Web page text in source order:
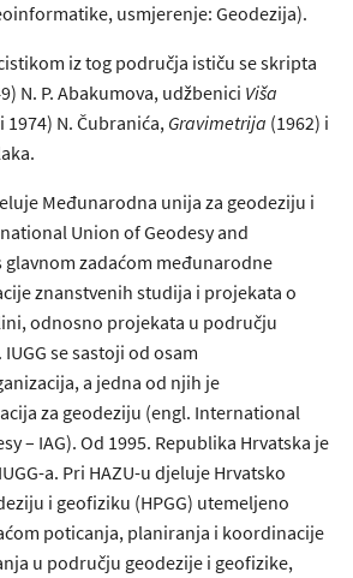
usmjerenje: Geodezija).
iz tog područja ističu se skripta
N. P. Abakumova, udžbenici Viša
1974) N. Čubranića, Gravimetrija (1962) i
Međunarodna unija za geodeziju i
Union of Geodesy and
glavnom zadaćom međunarodne
znanstvenih studija i projekata o
odnosno projekata u području
se sastoji od osam
a jedna od njih je
za geodeziju (engl. International
– IAG). Od 1995. Republika Hrvatska je
a. Pri HAZU-u djeluje Hrvatsko
i geofiziku (HPGG) utemeljeno
poticanja, planiranja i koordinacije
u području geodezije i geofizike,